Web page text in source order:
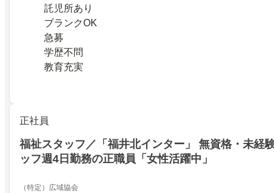
託児所あり
ブランクOK
急募
学歴不問
教育充実
正社員
福祉スタッフ／「福井北インター」 無資格・未経
ッフ週4日勤務の正職員「女性活躍中」
（特定）広域協会